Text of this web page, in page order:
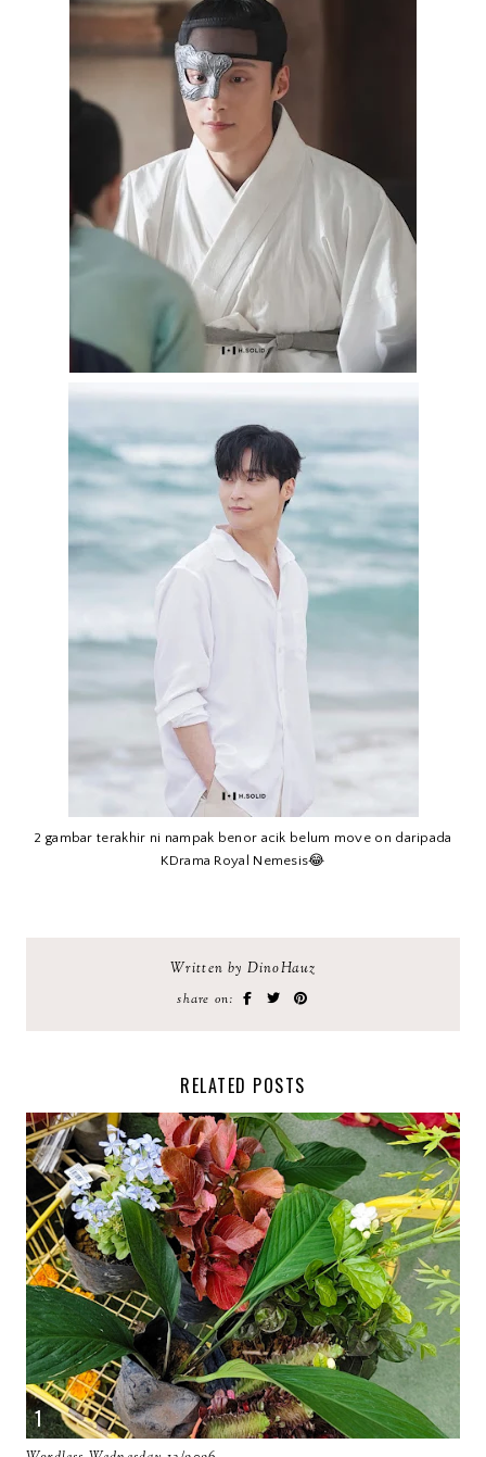
2 gambar terakhir ni nampak benor acik belum move on daripada
KDrama Royal Nemesis😂
Written by DinoHauz
share on:
RELATED POSTS